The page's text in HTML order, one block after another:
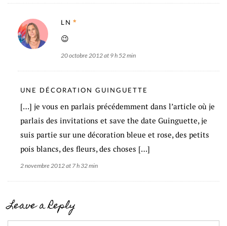
LN
😉
20 octobre 2012 at 9 h 52 min
UNE DÉCORATION GUINGUETTE
[…] je vous en parlais précédemment dans l’article où je
parlais des invitations et save the date Guinguette, je
suis partie sur une décoration bleue et rose, des petits
pois blancs, des fleurs, des choses […]
2 novembre 2012 at 7 h 32 min
Leave a Reply